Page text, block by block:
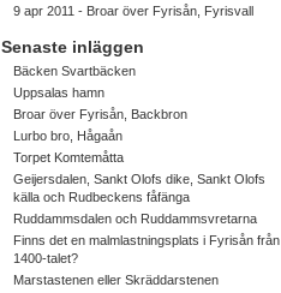
9 apr 2011 - Broar över Fyrisån, Fyrisvall
Senaste inläggen
Bäcken Svartbäcken
Uppsalas hamn
Broar över Fyrisån, Backbron
Lurbo bro, Hågaån
Torpet Komtemåtta
Geijersdalen, Sankt Olofs dike, Sankt Olofs
källa och Rudbeckens fåfänga
Ruddammsdalen och Ruddammsvretarna
Finns det en malmlastningsplats i Fyrisån från
1400-talet?
Marstastenen eller Skräddarstenen